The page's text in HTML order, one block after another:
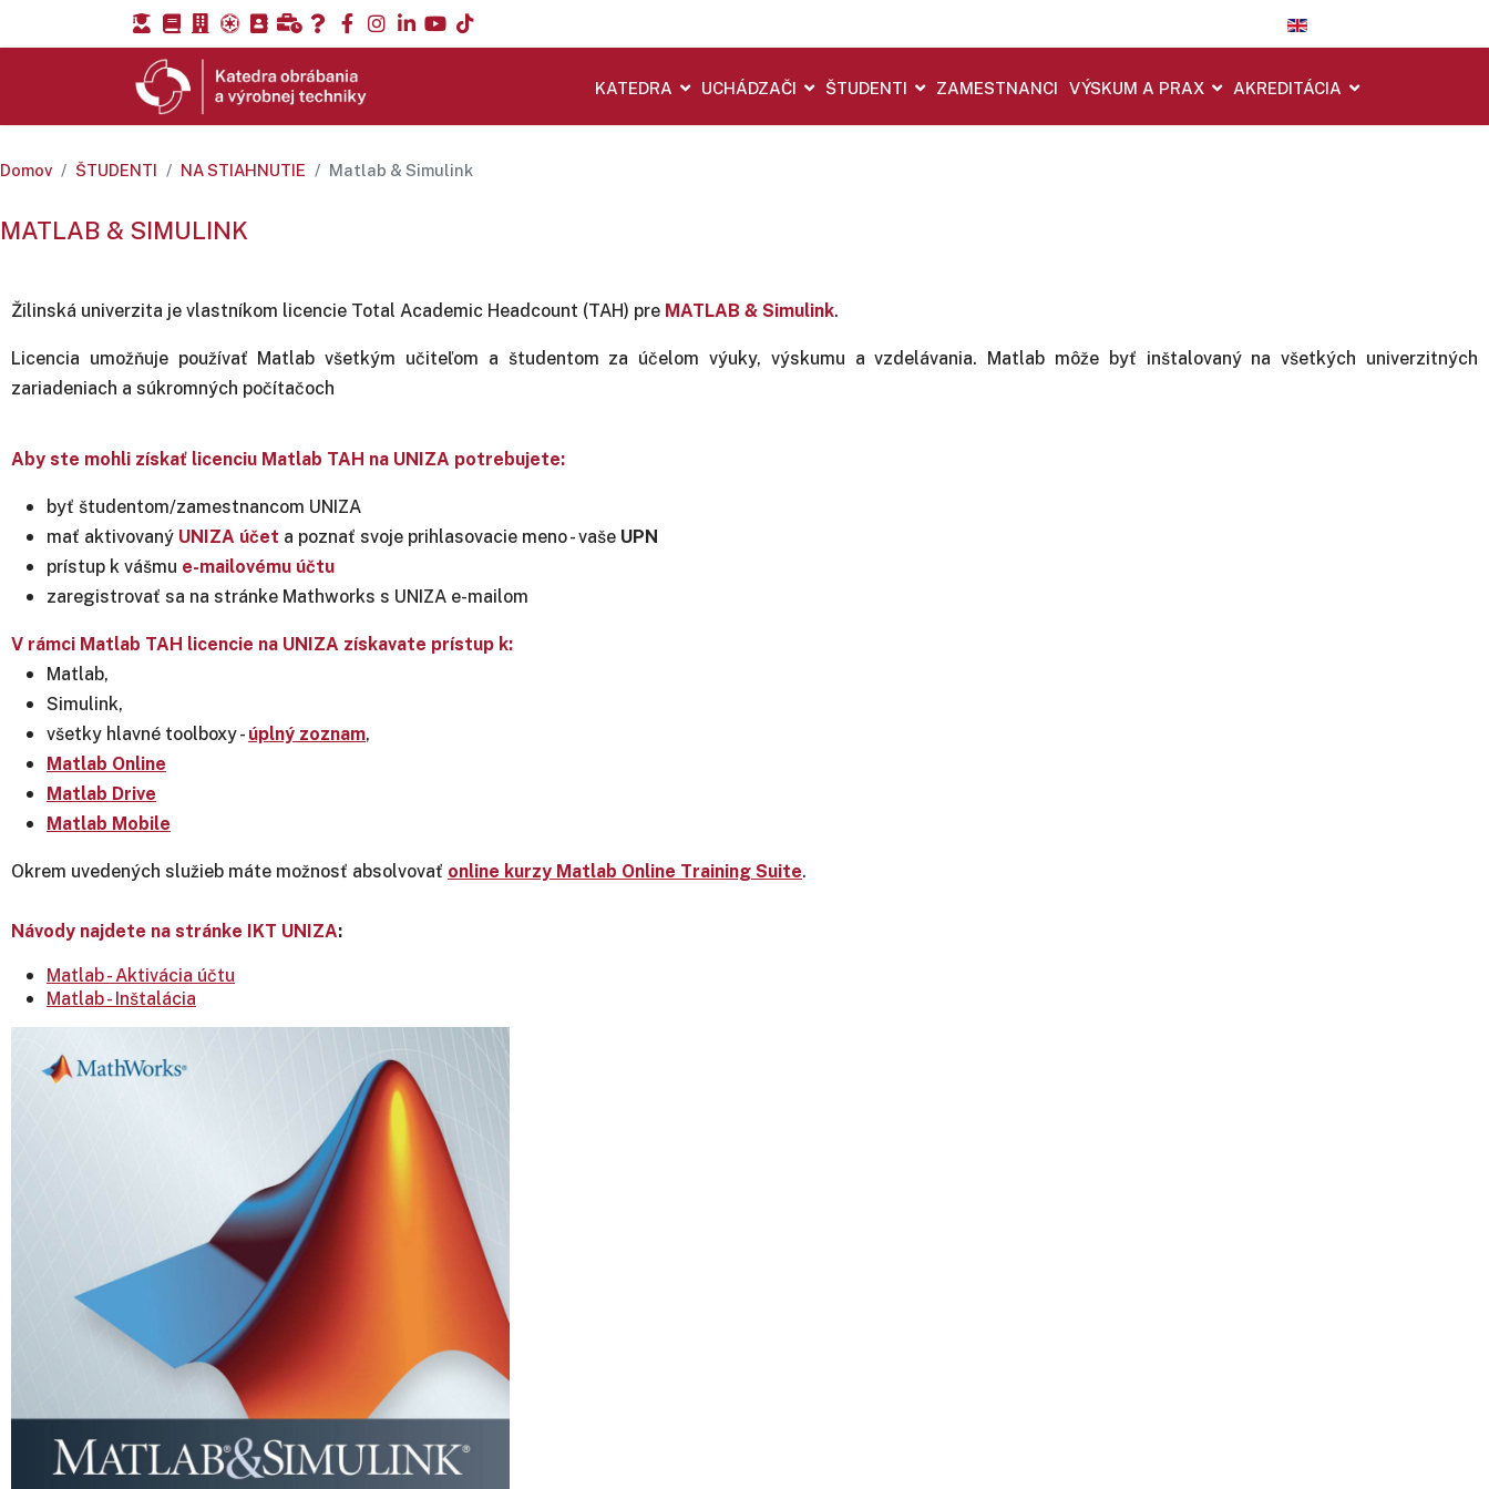
KATEDRA UCHÁDZAČI ŠTUDENTI ZAMESTNANCI VÝSKUM A PRAX AKREDITÁCIA
Domov ŠTUDENTI NA STIAHNUTIE Matlab & Simulink
MATLAB & SIMULINK
Žilinská univerzita je vlastníkom licencie Total Academic Headcount (TAH) pre MATLAB & Simulink.
Licencia umožňuje používať Matlab všetkým učiteľom a študentom za účelom výuky, výskumu a vzdelávania. Matlab môže byť inštalovaný na všetkých univerzitných
zariadeniach a súkromných počítačoch
Aby ste mohli získať licenciu Matlab TAH na UNIZA potrebujete:
byť študentom/zamestnancom UNIZA
mať aktivovaný UNIZA účet a poznať svoje prihlasovacie meno - vaše UPN
prístup k vášmu e-mailovému účtu
zaregistrovať sa na stránke Mathworks s UNIZA e-mailom
V rámci Matlab TAH licencie na UNIZA získavate prístup k:
Matlab,
Simulink,
všetky hlavné toolboxy - úplný zoznam,
Matlab Online
Matlab Drive
Matlab Mobile
Okrem uvedených služieb máte možnosť absolvovať online kurzy Matlab Online Training Suite.
Návody najdete na stránke IKT UNIZA:
Matlab - Aktivácia účtu
Matlab - Inštalácia